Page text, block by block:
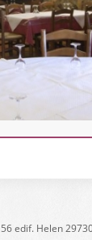
edif. Helen